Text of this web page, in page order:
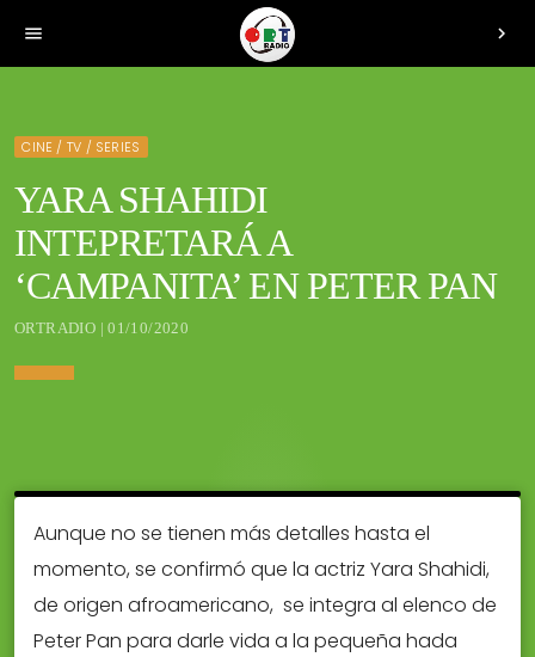
menu chevron_right
CINE / TV / SERIES
YARA SHAHIDI
INTEPRETARÁ A
‘CAMPANITA’ EN PETER PAN
ORTRADIO | 01/10/2020
Aunque no se tienen más detalles hasta el
momento, se confirmó que la actriz Yara Shahidi,
de origen afroamericano, se integra al elenco de
Peter Pan para darle vida a la pequeña hada